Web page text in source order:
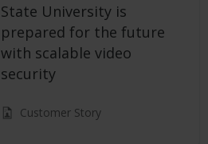
State University is
prepared for the future
with scalable video
security
Customer Story